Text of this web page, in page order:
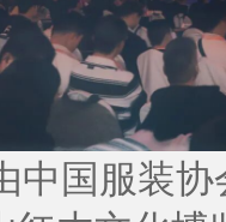
中国服装